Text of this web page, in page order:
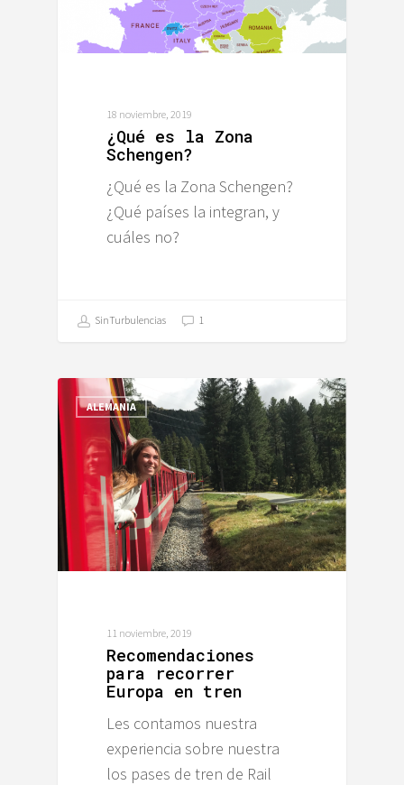
18 noviembre, 2019
¿Qué es la Zona
Schengen?
¿Qué es la Zona Schengen?
¿Qué países la integran, y
cuáles no?
SinTurbulencias 1
ALEMANIA
11 noviembre, 2019
Recomendaciones
para recorrer
Europa en tren
Les contamos nuestra
experiencia sobre nuestra
los pases de tren de Rail